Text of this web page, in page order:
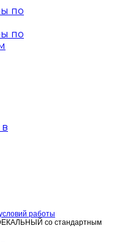
по
по
работы
со стандартным